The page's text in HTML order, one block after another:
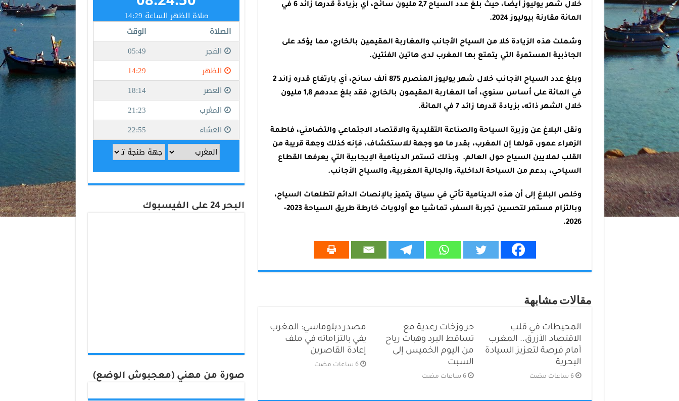
خلال شهر يوليوز أيضا، حيث بلغ عدد السياح 2,7 مليون سائح، أي بزيادة قدرها زائد 6 في
المائة مقارنة بيوليوز 2024.
وشملت هذه الزيادة كلا من السياح الأجانب والمغاربة المقيمين بالخارج، مما يؤكد على
الجاذبية المستمرة التي يتمتع بها المغرب لدى هاتين الفئتين.
وبلغ عدد السياح الأجانب خلال شهر يوليوز المنصرم 875 ألف سائح، أي بارتفاع قدره زائد 2
في المائة على أساس سنوي، أما المغاربة المقيمون بالخارج، فقد بلغ عددهم 1,8 مليون
خلال الشهر ذاته، بزيادة قدرها زائد 7 في المائة.
ونقل البلاغ عن وزيرة السياحة والصناعة التقليدية والاقتصاد الاجتماعي والتضامني، فاطمة
الزهراء عمور، قولها إن المغرب، بقدر ما هو وجهة للاستكشاف، فإنه كذلك وجهة قريبة من
القلب لملايين السياح حول العالم. وبذلك تستمر الدينامية الإيجابية التي يعرفها القطاع
السياحي، بدعم من السياحة الداخلية، والجالية المغربية، والسياح الأجانب.
وخلص البلاغ إلى أن هذه الدينامية تأتي في سياق يتميز بالإنصات الدائم لتطلعات السياح،
وبالتزام مستمر لتحسين تجربة السفر، تماشيا مع أولويات خارطة طريق السياحة 2023-
2026.
مقالات مشابهة
المحيطات في قلب
الاقتصاد الأزرق.. المغرب
أمام فرصة لتعزيز السيادة
البحرية
‏6 ساعات مضت
حر وزخات رعدية مع
تساقط البرد وهبات رياح
من اليوم الخميس إلى
السبت
‏6 ساعات مضت
مصدر دبلوماسي: المغرب
يفي بالتزاماته في ملف
إعادة القاصرين
‏6 ساعات مضت
البحر 24 على الفيسبوك
صورة من مهني (معجبوش الوضع)